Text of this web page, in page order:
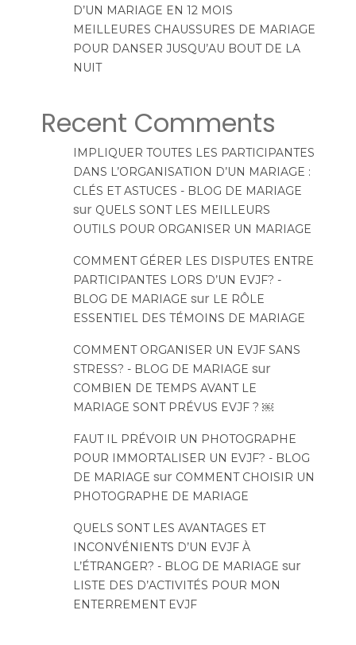
D’UN MARIAGE EN 12 MOIS
MEILLEURES CHAUSSURES DE MARIAGE
POUR DANSER JUSQU’AU BOUT DE LA
NUIT
Recent Comments
IMPLIQUER TOUTES LES PARTICIPANTES
DANS L’ORGANISATION D’UN MARIAGE :
CLÉS ET ASTUCES - BLOG DE MARIAGE
sur QUELS SONT LES MEILLEURS
OUTILS POUR ORGANISER UN MARIAGE
COMMENT GÉRER LES DISPUTES ENTRE
PARTICIPANTES LORS D’UN EVJF? -
BLOG DE MARIAGE sur LE RÔLE
ESSENTIEL DES TÉMOINS DE MARIAGE
COMMENT ORGANISER UN EVJF SANS
STRESS? - BLOG DE MARIAGE sur
COMBIEN DE TEMPS AVANT LE
MARIAGE SONT PRÉVUS EVJF ? ￼
FAUT IL PRÉVOIR UN PHOTOGRAPHE
POUR IMMORTALISER UN EVJF? - BLOG
DE MARIAGE sur COMMENT CHOISIR UN
PHOTOGRAPHE DE MARIAGE
QUELS SONT LES AVANTAGES ET
INCONVÉNIENTS D’UN EVJF À
L’ÉTRANGER? - BLOG DE MARIAGE sur
LISTE DES D’ACTIVITÉS POUR MON
ENTERREMENT EVJF